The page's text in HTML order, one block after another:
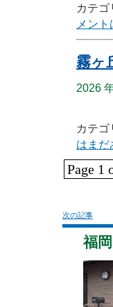
カテゴ
メン
霧ヶ
2026
カテゴ
はまだ
Page 1
次の記事
福